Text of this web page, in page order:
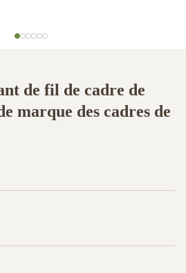
de fil de cadre de
marque des cadres de